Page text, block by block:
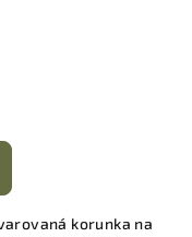
korunka na